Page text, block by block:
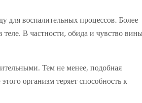
для воспалительных процессов. Более
В частности, обида и чувство
Тем не менее, подобная
организм теряет способность к